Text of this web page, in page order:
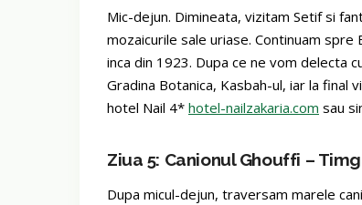
Mic-dejun. Dimineata, vizitam Setif si
mozaicurile sale uriase. Continuam
inca din 1923. Dupa ce ne vom delecta
Gradina Botanica, Kasbah-ul, iar la final
hotel Nail 4* hotel-nailzakaria.com sau
Ziua 5: Canionul Ghouffi –
Dupa micul-dejun, traversam marele